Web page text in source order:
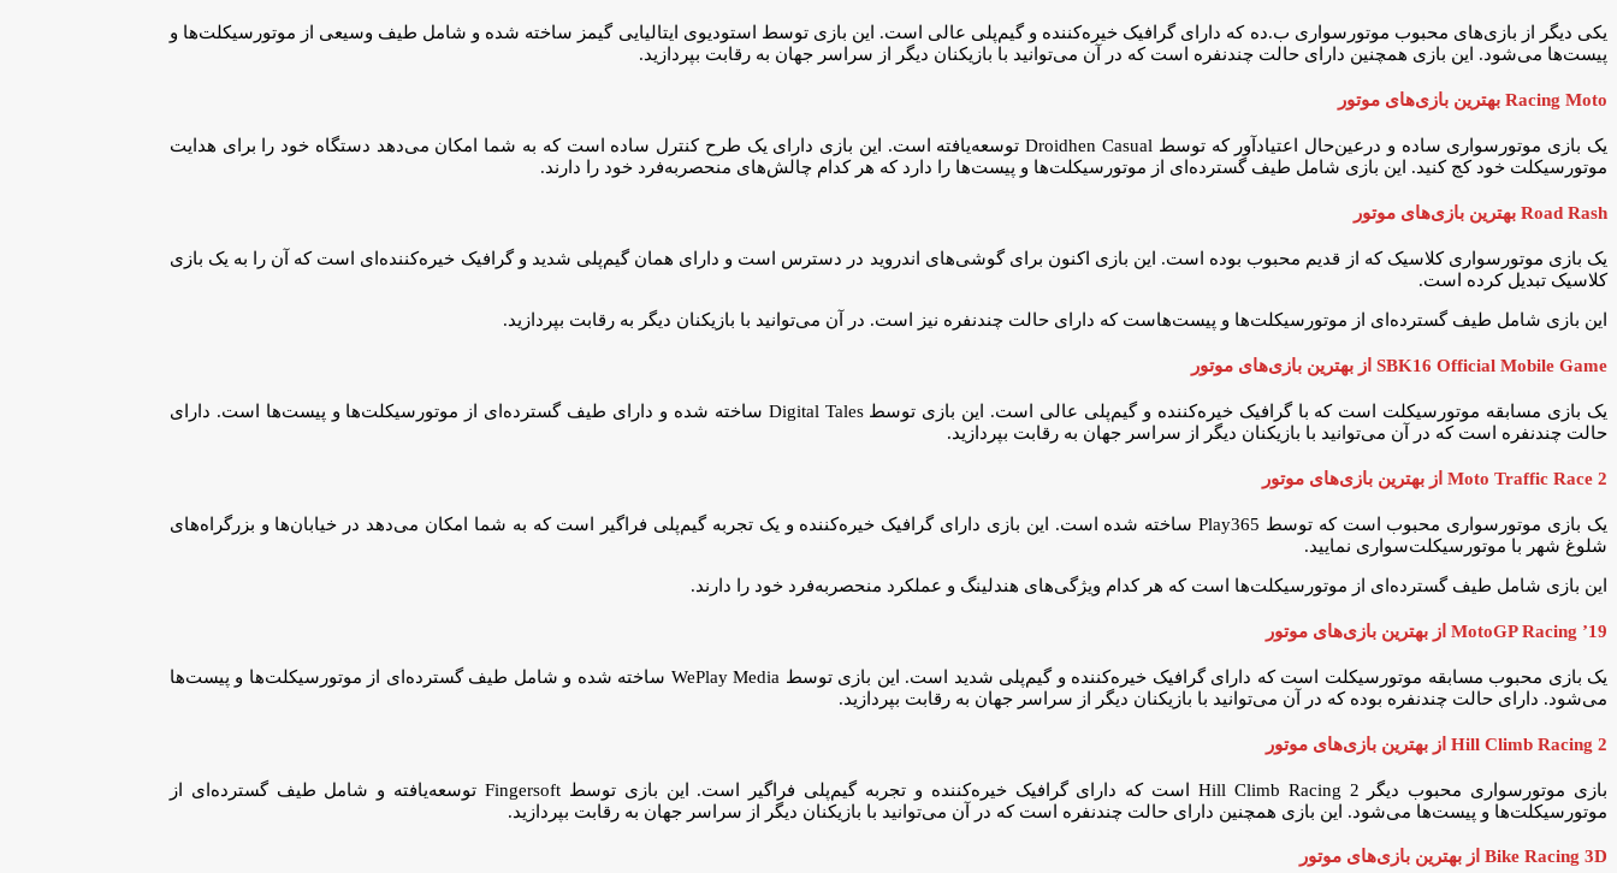
یکی دیگر از بازی‌های محبوب موتورسواری ب.ده که دارای گرافیک خیره‌کننده و گیم‌پلی عالی است. این بازی توسط استودیوی ایتالیایی گیمز ساخته شده و شامل طیف وسیعی از موتورسیکلت‌ها و
پیست‌ها می‌شود. این بازی همچنین دارای حالت چندنفره است که در آن می‌توانید با بازیکنان دیگر از سراسر جهان به رقابت بپردازید.
Racing Moto بهترین بازی‌های موتور
یک بازی موتورسواری ساده و درعین‌حال اعتیادآور که توسط Droidhen Casual توسعه‌یافته است. این بازی دارای یک طرح کنترل ساده است که به شما امکان می‌دهد دستگاه خود را برای هدایت
موتورسیکلت خود کج کنید. این بازی شامل طیف گسترده‌ای از موتورسیکلت‌ها و پیست‌ها را دارد که هر کدام چالش‌های منحصربه‌فرد خود را دارند.
Road Rash بهترین بازی‌های موتور
یک بازی موتورسواری کلاسیک که از قدیم محبوب بوده است. این بازی اکنون برای گوشی‌های اندروید در دسترس است و دارای همان گیم‌پلی شدید و گرافیک خیره‌کننده‌ای است که آن را به یک بازی
کلاسیک تبدیل کرده است.
این بازی شامل طیف گسترده‌ای از موتورسیکلت‌ها و پیست‌هاست که دارای حالت چندنفره نیز است. در آن می‌توانید با بازیکنان دیگر به رقابت بپردازید.
SBK16 Official Mobile Game از بهترین بازی‌های موتور
یک بازی مسابقه موتورسیکلت است که با گرافیک خیره‌کننده و گیم‌پلی عالی است. این بازی توسط Digital Tales ساخته شده و دارای طیف گسترده‌ای از موتورسیکلت‌ها و پیست‌ها است. دارای
حالت چندنفره است که در آن می‌توانید با بازیکنان دیگر از سراسر جهان به رقابت بپردازید.
Moto Traffic Race 2 از بهترین بازی‌های موتور
یک بازی موتورسواری محبوب است که توسط Play365 ساخته شده است. این بازی دارای گرافیک خیره‌کننده و یک تجربه گیم‌پلی فراگیر است که به شما امکان می‌دهد در خیابان‌ها و بزرگراه‌های
شلوغ شهر با موتورسیکلت‌سواری نمایید.
این بازی شامل طیف گسترده‌ای از موتورسیکلت‌ها است که هر کدام ویژگی‌های هندلینگ و عملکرد منحصربه‌فرد خود را دارند.
MotoGP Racing ’19 از بهترین بازی‌های موتور
یک بازی محبوب مسابقه موتورسیکلت است که دارای گرافیک خیره‌کننده و گیم‌پلی شدید است. این بازی توسط WePlay Media ساخته شده و شامل طیف گسترده‌ای از موتورسیکلت‌ها و پیست‌ها
می‌شود. دارای حالت چندنفره بوده که در آن می‌توانید با بازیکنان دیگر از سراسر جهان به رقابت بپردازید.
Hill Climb Racing 2 از بهترین بازی‌های موتور
بازی موتورسواری محبوب دیگر Hill Climb Racing 2 است که دارای گرافیک خیره‌کننده و تجربه گیم‌پلی فراگیر است. این بازی توسط Fingersoft توسعه‌یافته و شامل طیف گسترده‌ای از
موتورسیکلت‌ها و پیست‌ها می‌شود. این بازی همچنین دارای حالت چندنفره است که در آن می‌توانید با بازیکنان دیگر از سراسر جهان به رقابت بپردازید.
Bike Racing 3D از بهترین بازی‌های موتور